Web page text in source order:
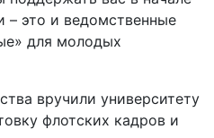
– это и ведомственные
для молодых
вручили университету
флотских кадров и